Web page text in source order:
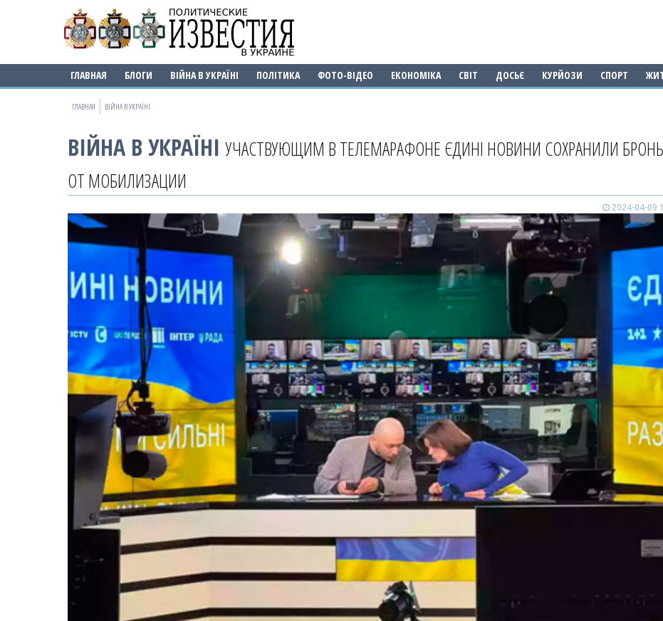
ГЛАВНАЯ БЛОГИ ВІЙНА В УКРАЇНІ ПОЛІТИКА ФОТО-ВІДЕО ЕКОНОМІКА СВІТ ДОСЬЄ КУРЙОЗИ СПОРТ
ГЛАВНАЯ ВІЙНА В УКРАЇНІ
ВІЙНА В УКРАЇНІ УЧАСТВУЮЩИМ В ТЕЛЕМАРАФОНЕ ЄДИНІ НОВИНИ СОХРАНИЛИ БРОНЬ
ОТ МОБИЛИЗАЦИИ
2024-04-09